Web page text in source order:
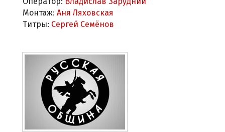
Монтаж: Аня Ляховская
Титры: Сергей Семёнов